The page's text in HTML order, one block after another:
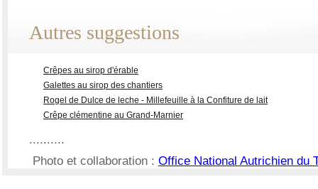
Autres suggestions
Crêpes au sirop d'érable
Galettes au sirop des chantiers
Rogel de Dulce de leche - Millefeuille à la Confiture de lait
Crêpe clémentine au Grand-Marnier
..........
Photo et collaboration : Office National Autrichien du